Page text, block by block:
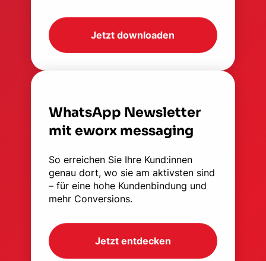
Jetzt downloaden
WhatsApp Newsletter
mit eworx messaging
So erreichen Sie Ihre Kund:innen
genau dort, wo sie am aktivsten sind
– für eine hohe Kundenbindung und
mehr Conversions.
Jetzt entdecken